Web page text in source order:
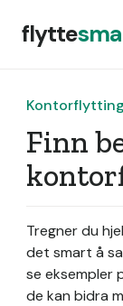
flytte
Finn
Tregner du
det smart å
se eksempler
de kan bidra